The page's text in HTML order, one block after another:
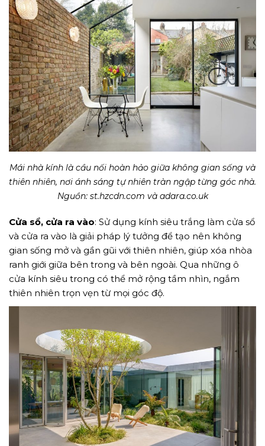
Mái nhà kính là cầu nối hoàn hảo giữa không gian sống và
thiên nhiên, nơi ánh sáng tự nhiên tràn ngập từng góc nhà.
Nguồn: st.hzcdn.com và adara.co.uk
Cửa sổ, cửa ra vào: Sử dụng kính siêu trắng làm cửa sổ
và cửa ra vào là giải pháp lý tưởng để tạo nên không
gian sống mở và gần gũi với thiên nhiên, giúp xóa nhòa
ranh giới giữa bên trong và bên ngoài. Qua những ô
cửa kính siêu trong có thể mở rộng tầm nhìn, ngắm
thiên nhiên trọn vẹn từ mọi góc độ.